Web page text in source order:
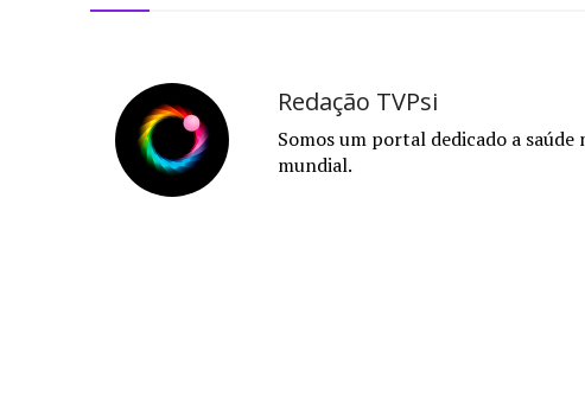
Redação TVPsi
Somos um portal dedicado a
mundial.